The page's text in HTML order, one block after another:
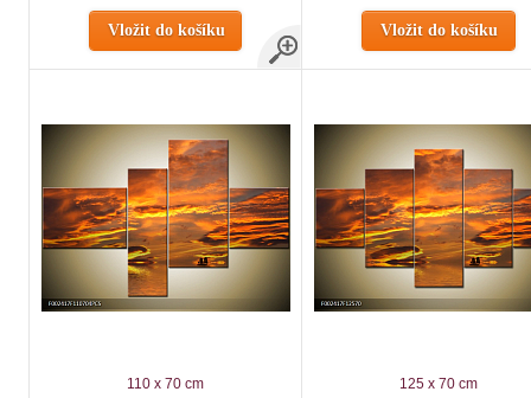
Vložit do košíku Vložit do košíku
110 x 70 cm 125 x 70 cm